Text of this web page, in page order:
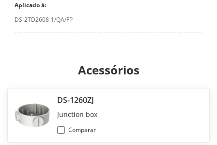
Aplicado à:
DS-2TD2608-1/QA/FP
Acessórios
DS-1260ZJ
Junction box
Comparar